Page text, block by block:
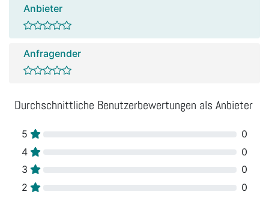
Anbieter
Anfragender
Durchschnittliche Benutzerbewertungen als Anbieter
5
0
4
0
3
0
2
0